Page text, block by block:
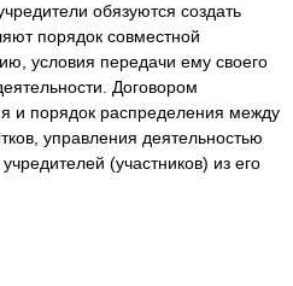
обязуются создать
порядок совместной
условия передачи ему своего
Договором
и порядок распределения между
управления деятельностью
(участников) из его